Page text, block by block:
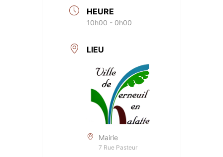
HEURE
10h00 - 0h00
LIEU
Mairie
7 Rue Pasteur